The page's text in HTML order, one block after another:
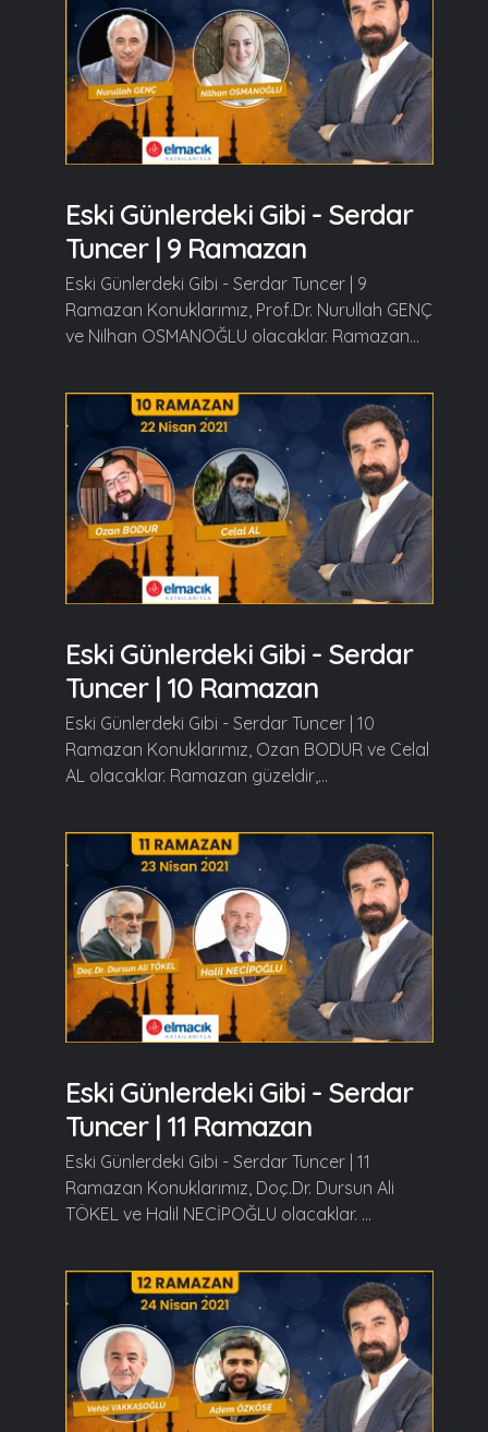
Eski Günlerdeki Gibi - Serdar
Tuncer | 9 Ramazan
Eski Günlerdeki Gibi - Serdar Tuncer | 9
Ramazan Konuklarımız, Prof.Dr. Nurullah GENÇ
ve Nilhan OSMANOĞLU olacaklar. Ramazan...
Eski Günlerdeki Gibi - Serdar
Tuncer | 10 Ramazan
Eski Günlerdeki Gibi - Serdar Tuncer | 10
Ramazan Konuklarımız, Ozan BODUR ve Celal
AL olacaklar. Ramazan güzeldir,...
Eski Günlerdeki Gibi - Serdar
Tuncer | 11 Ramazan
Eski Günlerdeki Gibi - Serdar Tuncer | 11
Ramazan Konuklarımız, Doç.Dr. Dursun Ali
TÖKEL ve Halil NECİPOĞLU olacaklar. ...